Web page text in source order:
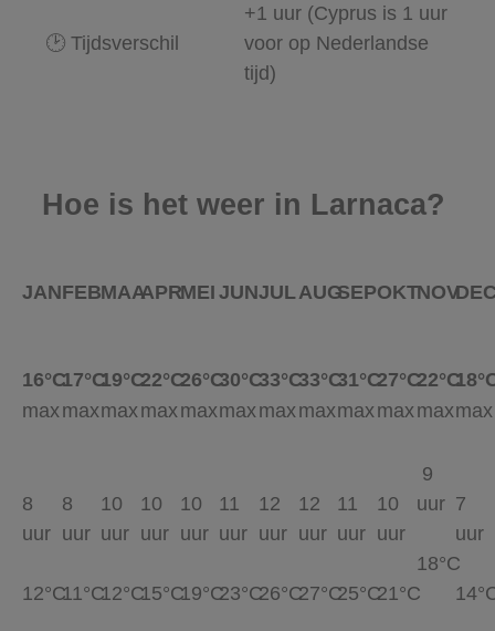
🕑 Tijdsverschil
+1 uur (Cyprus is 1 uur
voor op Nederlandse
tijd)
Hoe is het weer in Larnaca?
JAN
16°C
max
8
uur
12°C
FEB
17°C
max
8
uur
11°C
MAA
19°C
max
10
uur
12°C
APR
22°C
max
10
uur
15°C
MEI
26°C
max
10
uur
19°C
JUN
30°C
max
11
uur
23°C
JUL
33°C
max
12
uur
26°C
AUG
33°C
max
12
uur
27°C
SEP
31°C
max
11
uur
25°C
OKT
27°C
max
10
uur
21°C
NOV
22°C
max
9
uur
18°C
max
7
uur